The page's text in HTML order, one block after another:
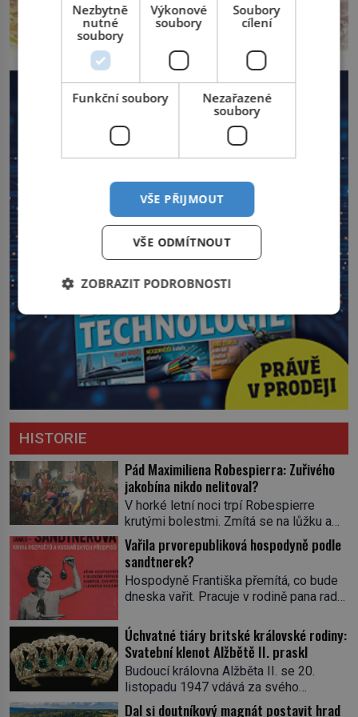
HISTORIE
Pád Maximiliena Robespierra: Zuřivého
jakobína nikdo nelitoval?
V horké letní noci trpí Robespierre
krutými bolestmi. Zmítá se na lůžku a
hlavou mu víří kolotoč myšlenek. Když
se probere z mdlob, vzpomene si na
jednu z pařížských jasnovidek, kterou
před lety navštívil. Prorokovala mu
tragický osud. Tehdy se jí vysmál.
prohlásil o něm jiný významný
francouzský revolucionář, Honoré de
Mirabeau […]
Vařila prvorepubliková hospodyně podle
sandtnerek?
Hospodyně Františka přemítá, co bude
dneska vařit. Pracuje v rodině pana rady
rychle v jedné ze „sandtnerek“.
„Zaplaťpánbůh, že už nemusíme chodit
s lístky,“ povzdechne si směrem ke
služce, kterou má v kuchyni k ruce.
Ještě v prvních letech nové republiky
fungoval kvůli nedostatku zboží
Úchvatné tiáry britské královské rodiny:
Svatební klenot Alžbětě II. praskl
Budoucí královna Alžběta II. se 20.
listopadu 1947 vdává za svého
vyvoleného Filipa Mountbattena. Aby
Dal si doutníkový magnát postavit hrad
Nezbytně
nutné
soubory
Výkonové
soubory
Soubory
cílení
Funkční soubory
Nezařazené
soubory
VŠE PŘIJMOUT
VŠE ODMÍTNOUT
ZOBRAZIT PODROBNOSTI